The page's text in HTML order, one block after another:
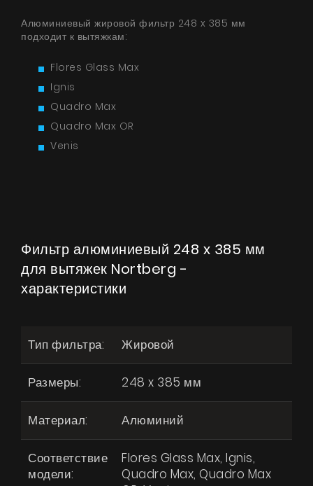
Алюминиевый жировой фильтр 248 x 385 мм
подходит к вытяжкам:
Flores Glass Max
Ignis
Quadro Max
Quadro Max OR
Venis
Фильтр алюминиевый 248 x 385 мм
для вытяжек Nortberg -
характеристики
Тип фильтра: Жировой
Размеры: 248 x 385 мм
Материал: Алюминий
Соответствие
модели:
Flores Glass Max, Ignis,
Quadro Max, Quadro Max